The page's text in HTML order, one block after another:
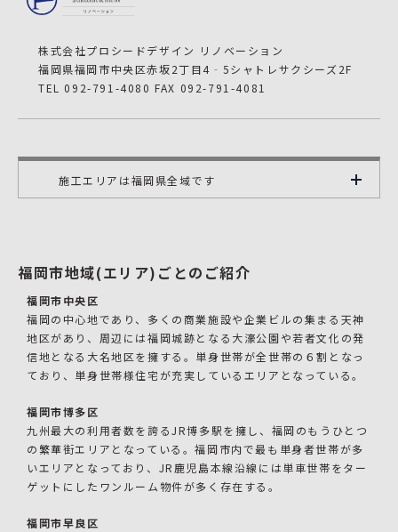
株式会社プロシードデザイン リノベーション
福岡県福岡市中央区赤坂2丁目4‐5シャトレサクシーズ2F
TEL 092-791-4080 FAX 092-791-4081
施工エリアは福岡県全域です
福岡市地域(エリア)ごとのご紹介
福岡市中央区
福岡の中心地であり、多くの商業施設や企業ビルの集まる天神
地区があり、周辺には福岡城跡となる大濠公園や若者文化の発
信地となる大名地区を擁する。単身世帯が全世帯の６割となっ
ており、単身世帯様住宅が充実しているエリアとなっている。
福岡市博多区
九州最大の利用者数を誇るJR博多駅を擁し、福岡のもうひとつ
の繁華街エリアとなっている。福岡市内で最も単身者世帯が多
いエリアとなっており、JR鹿児島本線沿線には単車世帯をター
ゲットにしたワンルーム物件が多く存在する。
福岡市早良区